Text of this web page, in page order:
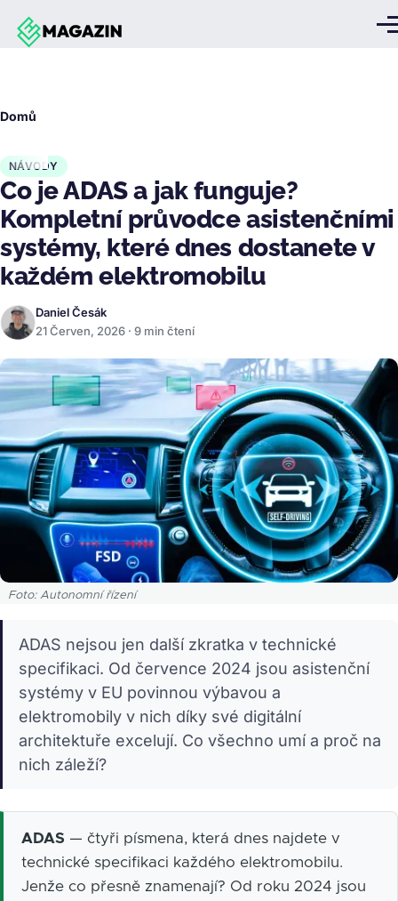
Přejít k hlavnímu obsahu
Domů
NÁVODY
Co je ADAS a jak funguje?
Kompletní průvodce asistenčními
systémy, které dnes dostanete v
každém elektromobilu
Daniel Česák
21 Červen, 2026 · 9 min čtení
Foto: Autonomní řízení
ADAS nejsou jen další zkratka v technické
specifikaci. Od července 2024 jsou asistenční
systémy v EU povinnou výbavou a
elektromobily v nich díky své digitální
architektuře excelují. Co všechno umí a proč na
nich záleží?
ADAS — čtyři písmena, která dnes najdete v
technické specifikaci každého elektromobilu.
Jenže co přesně znamenají? Od roku 2024 jsou